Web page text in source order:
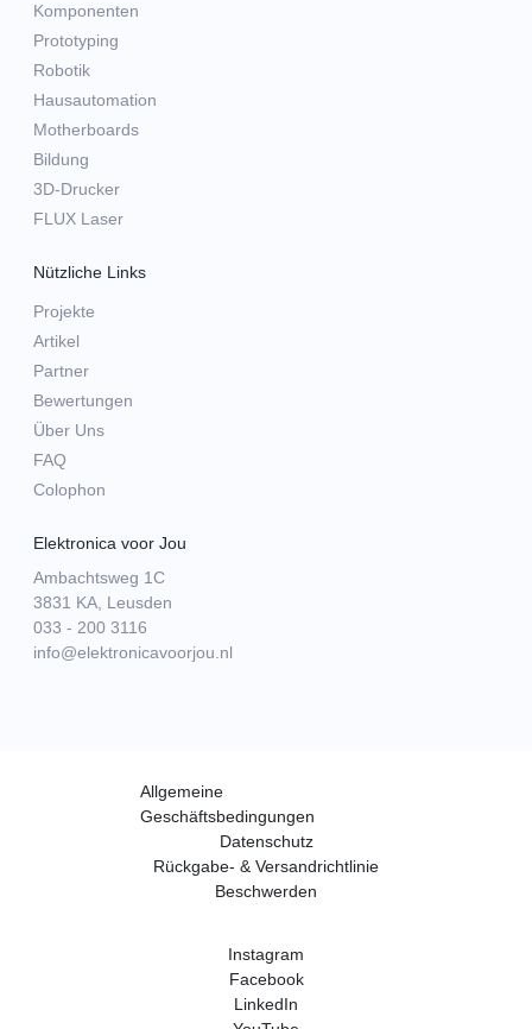
Komponenten
Prototyping
Robotik
Hausautomation
Motherboards
Bildung
3D-Drucker
FLUX Laser
Nützliche Links
Projekte
Artikel
Partner
Bewertungen
Über Uns
FAQ
Colophon
Elektronica voor Jou
Ambachtsweg 1C
3831 KA, Leusden
033 - 200 3116
info@elektronicavoorjou.nl
Allgemeine
Geschäftsbedingungen
Datenschutz
Rückgabe- & Versandrichtlinie
Beschwerden
Instagram
Facebook
LinkedIn